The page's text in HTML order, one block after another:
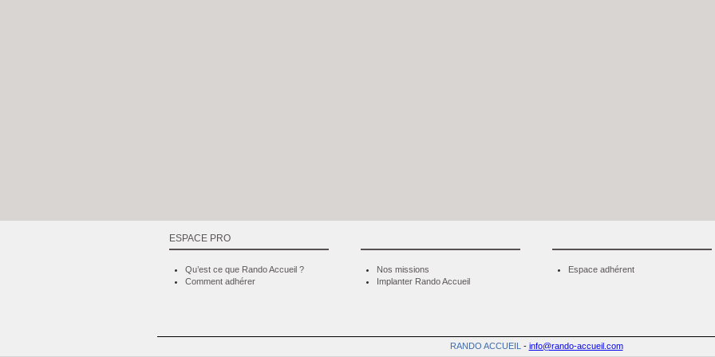
ESPACE PRO
Qu’est ce que Rando Accueil ?
Comment adhérer
Nos missions
Implanter Rando Accueil
Espace adhérent
RANDO ACCUEIL - info@rando-accueil.com